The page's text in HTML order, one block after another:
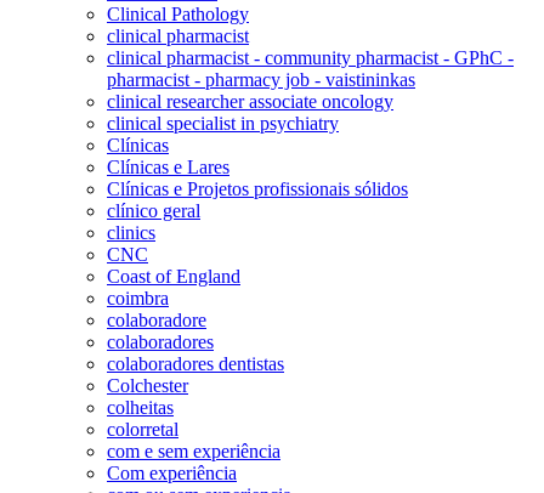
Clinical Pathology
clinical pharmacist
clinical pharmacist - community pharmacist - GPhC -
pharmacist - pharmacy job - vaistininkas
clinical researcher associate oncology
clinical specialist in psychiatry
Clínicas
Clínicas e Lares
Clínicas e Projetos profissionais sólidos
clínico geral
clinics
CNC
Coast of England
coimbra
colaboradore
colaboradores
colaboradores dentistas
Colchester
colheitas
colorretal
com e sem experiência
Com experiência